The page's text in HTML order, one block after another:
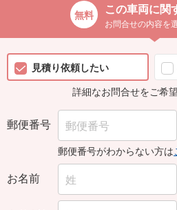
この車両に関
お問合せの内容を
見積り依頼したい
詳細なお問合せをご希
郵便番号
郵便番号がわからない方は
お名前